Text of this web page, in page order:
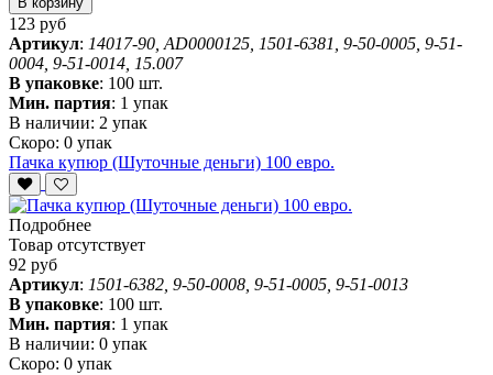
123 руб
Артикул: 14017-90, AD0000125, 1501-6381, 9-50-0005, 9-51-
0004, 9-51-0014, 15.007
В упаковке: 100 шт.
Мин. партия: 1 упак
В наличии: 2 упак
Скоро: 0 упак
Пачка купюр (Шуточные деньги) 100 евро.
Подробнее
Товар отсутствует
92 руб
Артикул: 1501-6382, 9-50-0008, 9-51-0005, 9-51-0013
В упаковке: 100 шт.
Мин. партия: 1 упак
В наличии: 0 упак
Скоро: 0 упак